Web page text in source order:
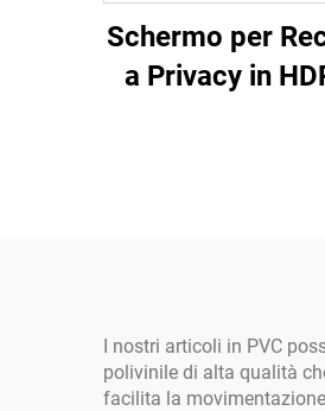
Schermo per
a Privacy in
I nostri articoli in PVC
polivinile di alta qualità
facilita la